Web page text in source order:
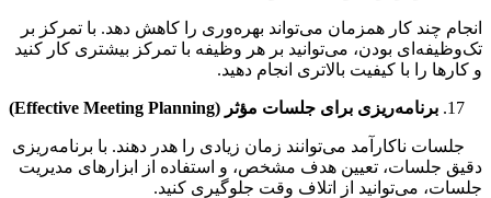
چند کار همزمان می‌تواند بهره‌وری را کاهش دهد. با تمرکز بر
بودن، می‌توانید بر هر وظیفه با تمرکز بیشتری کار کنید
را با کیفیت بالاتری انجام دهید.
برنامه‌ریزی برای جلسات مؤثر (Effective Meeting Planning
)
ناکارآمد می‌توانند زمان زیادی را هدر دهند. با برنامه‌ریزی
جلسات، تعیین هدف مشخص، و استفاده از ابزارهای مدیریت
می‌توانید از اتلاف وقت جلوگیری کنید.